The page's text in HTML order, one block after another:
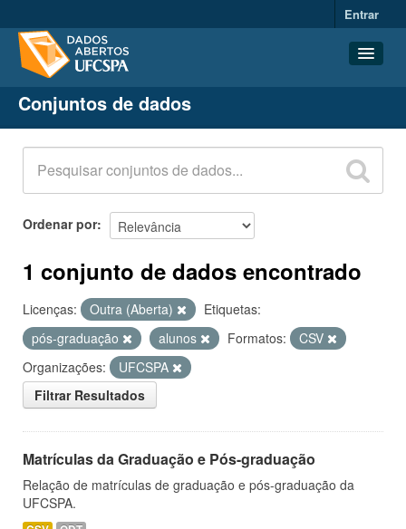
Entrar
Conjuntos de dados
Organizações
Grupos
Sobre
Conjuntos de dados
Ordenar por
1 conjunto de dados encontrado
Licenças: Outra (Aberta)
Etiquetas:
pós-graduação
alunos Formatos:
CSV
Organizações:
UFCSPA
Filtrar Resultados
Matrículas da Graduação e Pós-graduação
Relação de matrículas de graduação e pós-graduação da
UFCSPA.